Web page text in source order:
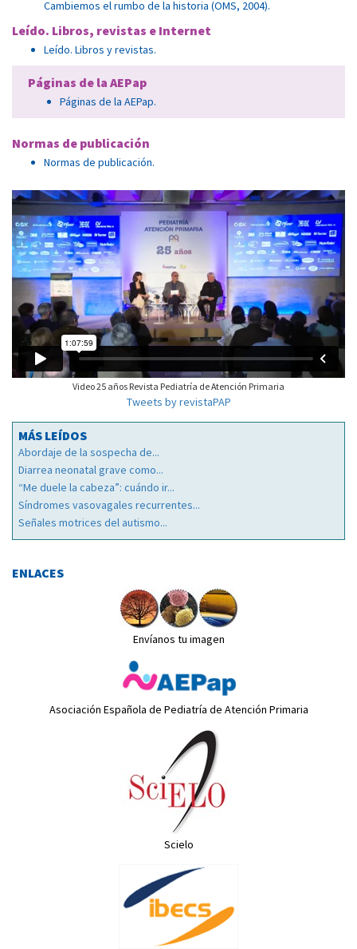
Cambiemos el rumbo de la historia (OMS, 2004).
Leído. Libros, revistas e Internet
Leído. Libros y revistas.
Páginas de la AEPap
Páginas de la AEPap.
Normas de publicación
Normas de publicación.
Video 25 años Revista Pediatría de Atención Primaria
Tweets by revistaPAP
MÁS LEÍDOS
Abordaje de la sospecha de...
Diarrea neonatal grave como...
“Me duele la cabeza”: cuándo ir...
Síndromes vasovagales recurrentes...
Señales motrices del autismo...
ENLACES
Envíanos tu imagen
Asociación Española de Pediatría de Atención Primaria
Scielo